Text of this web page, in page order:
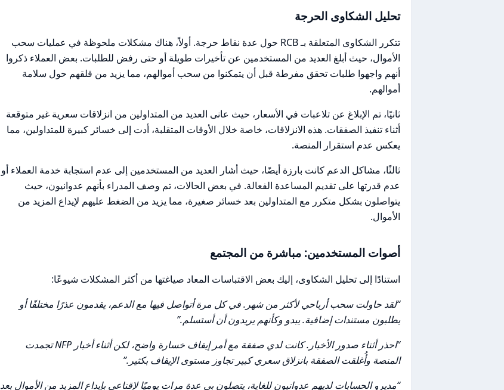
تحليل الشكاوى الحرجة
تتكرر الشكاوى المتعلقة بـ RCB حول عدة نقاط حرجة. أولاً، هناك مشكلات ملحوظة في عمليات سحب
الأموال، حيث أبلغ العديد من المستخدمين عن تأخيرات طويلة أو حتى رفض للطلبات. بعض العملاء ذكروا
أنهم واجهوا طلبات تحقق مفرطة قبل أن يتمكنوا من سحب أموالهم، مما يزيد من قلقهم حول سلامة
أموالهم.
ثانيًا، تم الإبلاغ عن تلاعبات في الأسعار، حيث عانى العديد من المتداولين من انزلاقات سعرية غير متوقعة
أثناء تنفيذ الصفقات. هذه الانزلاقات، خاصة خلال الأوقات المتقلبة، أدت إلى خسائر كبيرة للمتداولين، مما
يعكس عدم استقرار المنصة.
ثالثًا، مشاكل الدعم كانت بارزة أيضًا، حيث أشار العديد من المستخدمين إلى عدم استجابة خدمة العملاء أو
عدم قدرتها على تقديم المساعدة الفعالة. في بعض الحالات، تم وصف المدراء بأنهم عدوانيون، حيث
يتواصلون بشكل متكرر مع المتداولين بعد خسائر صغيرة، مما يزيد من الضغط عليهم لإيداع المزيد من
الأموال.
أصوات المستخدمين: مباشرة من المجتمع
استنادًا إلى تحليل الشكاوى، إليك بعض الاقتباسات المعاد صياغتها من أكثر المشكلات شيوعًا:
“لقد حاولت سحب أرباحي لأكثر من شهر. في كل مرة أتواصل فيها مع الدعم، يقدمون عذرًا مختلفًا أو
يطلبون مستندات إضافية. يبدو وكأنهم يريدون أن أستسلم.”
“احذر أثناء صدور الأخبار. كانت لدي صفقة مع أمر إيقاف خسارة واضح، لكن أثناء أخبار NFP تجمدت
المنصة وأُغلقت الصفقة بانزلاق سعري كبير تجاوز مستوى الإيقاف بكثير.”
“مديرو الحسابات لديهم عدوانيون للغاية، يتصلون بي عدة مرات يوميًا لإقناعي بإيداع المزيد من الأموال بعد